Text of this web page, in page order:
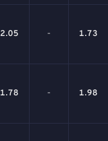
2.05 - 1.73
1.78 - 1.98